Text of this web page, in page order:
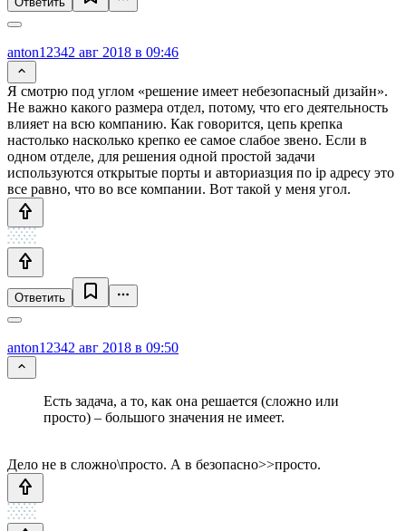
anton12342 авг 2018 в 09:46
Я смотрю под углом «решение имеет небезопасный дизайн».
Не важно какого размера отдел, потому, что его деятельность
влияет на всю компанию. Как говорится, цепь крепка
настолько насколько крепко ее самое слабое звено. Если в
одном отделе, для решения одной простой задачи
используются открытые порты и авториазция по ip адресу это
все равно, что во все компании. Вот такой у меня угол.
Ответить
anton12342 авг 2018 в 09:50
Есть задача, а то, как она решается (сложно или
просто) – большого значения не имеет.
Дело не в сложно\просто. А в безопасно>>просто.